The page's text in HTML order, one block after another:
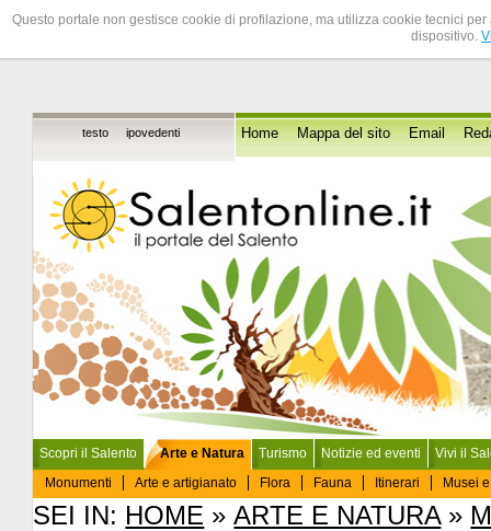
Questo portale non gestisce cookie di profilazione, ma utilizza cookie tecnici
dispositivo.
testo ipovedenti Home Mappa del sito Email
Scopri il Salento
Arte e Natura
Monumenti
Arte e artigianato Flora Fauna Itinerari Musei
Turismo Notizie ed eventi Vivi il
SEI IN: HOME »ARTE E NATURA»